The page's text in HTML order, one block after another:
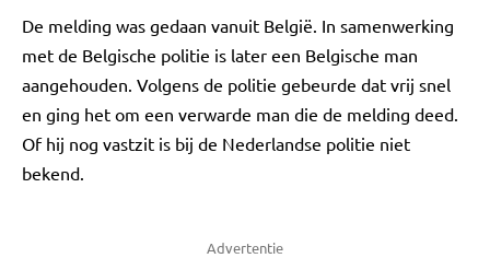
De melding was gedaan vanuit België. In samenwerking
met de Belgische politie is later een Belgische man
aangehouden. Volgens de politie gebeurde dat vrij snel
en ging het om een verwarde man die de melding deed.
Of hij nog vastzit is bij de Nederlandse politie niet
bekend.
Advertentie